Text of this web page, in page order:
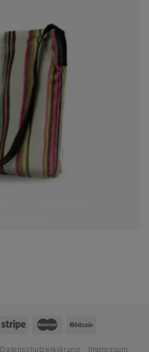
Datenschutzerklärung Impressum